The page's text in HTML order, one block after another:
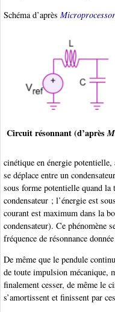
Schéma d’après
Circuit résonnant (d’après
cinétique en énergie
se déplace entre un
sous forme potentielle quand la
condensateur ; l’énergie est
courant est maximum dans la
condensateur). Ce phénomène
fréquence de résonnance
De même que le pendule
de toute impulsion mécanique,
finalement cesser, de même le
s’amortissent et finissent par